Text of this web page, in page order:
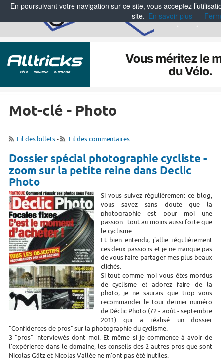
Menu
Mot-clé - Photo
Fil des billets- Fil des commentaires
Dossier spécial photographie cycliste -
zoom sur la petite reine dans Declic
Photo
Si vous suivez régulièrement ce blog,
vous savez sans doute que la
photographie est pour moi une
passion...tout au moins aussi forte que
le cyclisme.
Et bien entendu, j'allie régulièrement
ces deux passions et je ne manque pas
de vous faire partager mes plus beaux
clichés.
Si tout comme moi vous êtes mordus
de cyclisme et adorez faire de la
photo, je ne saurais que trop vous
recommander le tour dernier numéro
de Déclic Photo (72 - août - septembre
2011) qui a réalisé un dossier
"Confidences de pros" sur la photographie du cyclisme.
3 "pros" interviewés dont moi. Et même si je commence à avoir de
l'expérience dans le domaine, les conseils des 2 autres pros que sont
Nicolas Götz et Nicolas Vallée ne m'ont pas été inutiles.
En poursuivant votre navigation sur ce site, vous acceptez
site. En savoir plus